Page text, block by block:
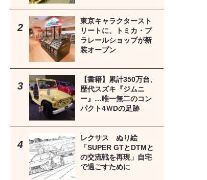
東京キャラクタースト
リートに、トミカ・プ
ラレールショップが新
装オープン
【書籍】累計350万台、
歴代スズキ『ジムニ
ー』…唯一無二のコン
パクト4ＷDの足跡
レクサス ぬり絵
「SUPER GTとDTMと
の交流戦を再現」自宅
で過ごすために